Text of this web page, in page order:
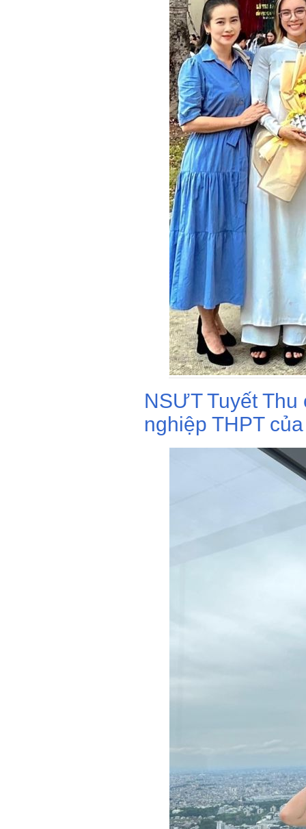
NSƯT Tuyết
nghiệp THPT